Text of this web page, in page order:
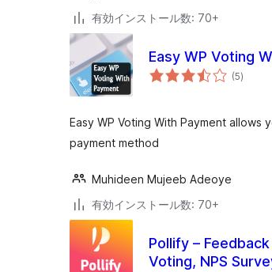
有効インストール数: 70+
Easy WP Voting
(5個
の)
Easy WP Voting With Payment
payment method
Muhideen Mujeeb Adeoye
有効インストール数: 70+
Pollify –
Voting, NPS